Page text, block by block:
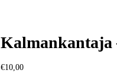
Kalmankantaja
€10,00